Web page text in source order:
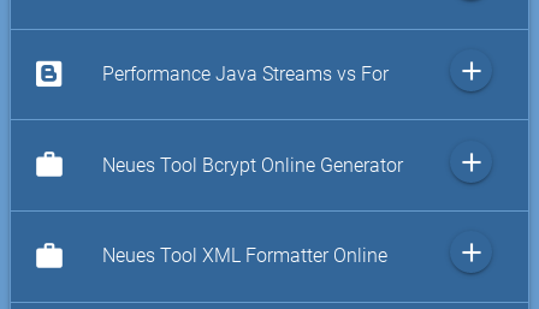
Performance Java Streams vs For add
work Neues Tool Bcrypt Online Generator add
work Neues Tool XML Formatter Online add